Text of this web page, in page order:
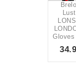
Gloves